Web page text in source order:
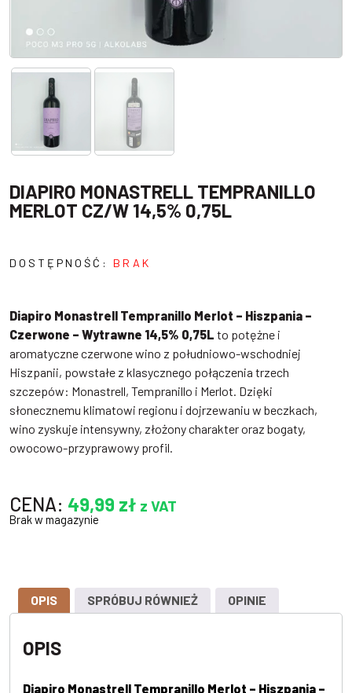
DIAPIRO MONASTRELL TEMPRANILLO
MERLOT CZ/W 14,5% 0,75L
DOSTĘPNOŚĆ: BRAK
Diapiro Monastrell Tempranillo Merlot – Hiszpania –
Czerwone – Wytrawne 14,5% 0,75L to potężne i
aromatyczne czerwone wino z południowo-wschodniej
Hiszpanii, powstałe z klasycznego połączenia trzech
szczepów: Monastrell, Tempranillo i Merlot. Dzięki
słonecznemu klimatowi regionu i dojrzewaniu w beczkach,
wino zyskuje intensywny, złożony charakter oraz bogaty,
owocowo-przyprawowy profil.
CENA: 49,99 zł z VAT
Brak w magazynie
OPIS SPRÓBUJ RÓWNIEŻ OPINIE
OPIS
Diapiro Monastrell Tempranillo Merlot – Hiszpania –